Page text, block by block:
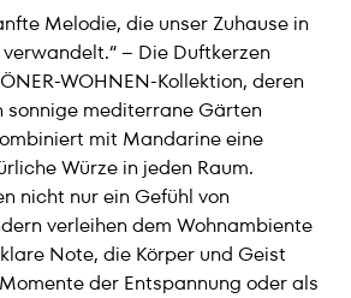
Melodie, die unser Zuhause in
– Die Duftkerzen
WOHNEN-Kollektion, deren
sonnige mediterrane Gärten
mit Mandarine eine
Würze in jeden Raum.
nicht nur ein Gefühl von
verleihen dem Wohnambiente
Note, die Körper und Geist
der Entspannung oder als